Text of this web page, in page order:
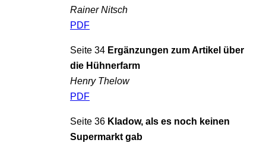
Rainer Nitsch
PDF
Seite 34 Ergänzungen zum Artikel über
die Hühnerfarm
Henry Thelow
PDF
Seite 36 Kladow, als es noch keinen
Supermarkt gab